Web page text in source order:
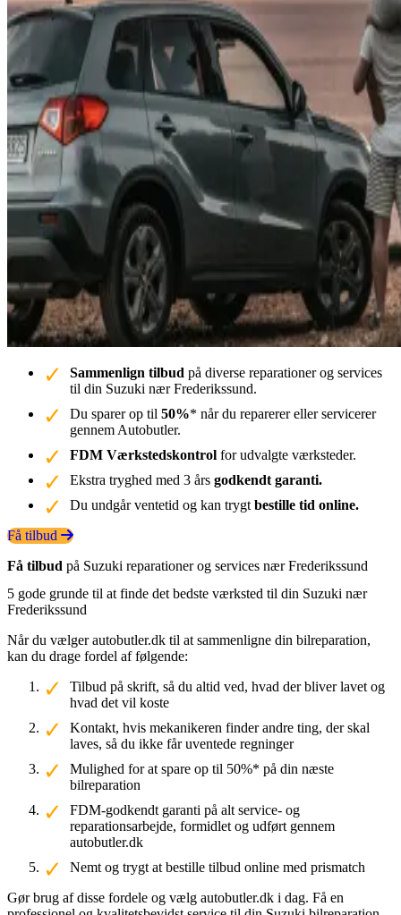
Sammenlign tilbud på diverse reparationer og services
til din Suzuki nær Frederikssund.
Du sparer op til 50%* når du reparerer eller servicerer
gennem Autobutler.
FDM Værkstedskontrol for udvalgte værksteder.
Ekstra tryghed med 3 års godkendt garanti.
Du undgår ventetid og kan trygt bestille tid online.
Få tilbud
Få tilbud på Suzuki reparationer og services nær Frederikssund
5 gode grunde til at finde det bedste værksted til din Suzuki nær
Frederikssund
Når du vælger autobutler.dk til at sammenligne din bilreparation,
kan du drage fordel af følgende:
Tilbud på skrift, så du altid ved, hvad der bliver lavet og
hvad det vil koste
Kontakt, hvis mekanikeren finder andre ting, der skal
laves, så du ikke får uventede regninger
Mulighed for at spare op til 50%* på din næste
bilreparation
FDM-godkendt garanti på alt service- og
reparationsarbejde, formidlet og udført gennem
autobutler.dk
Nemt og trygt at bestille tilbud online med prismatch
Gør brug af disse fordele og vælg autobutler.dk i dag. Få en